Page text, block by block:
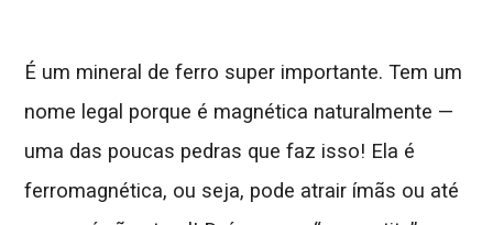
É um mineral de ferro super importante. Tem um
nome legal porque é magnética naturalmente —
uma das poucas pedras que faz isso! Ela é
ferromagnética, ou seja, pode atrair ímãs ou até